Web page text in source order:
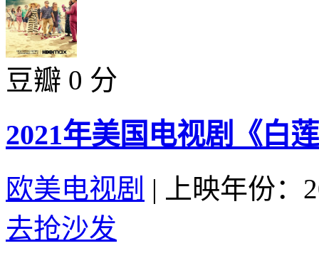
豆瓣 0 分
2021年美国电视剧《白
欧美电视剧 |
上映年份：
去抢沙发